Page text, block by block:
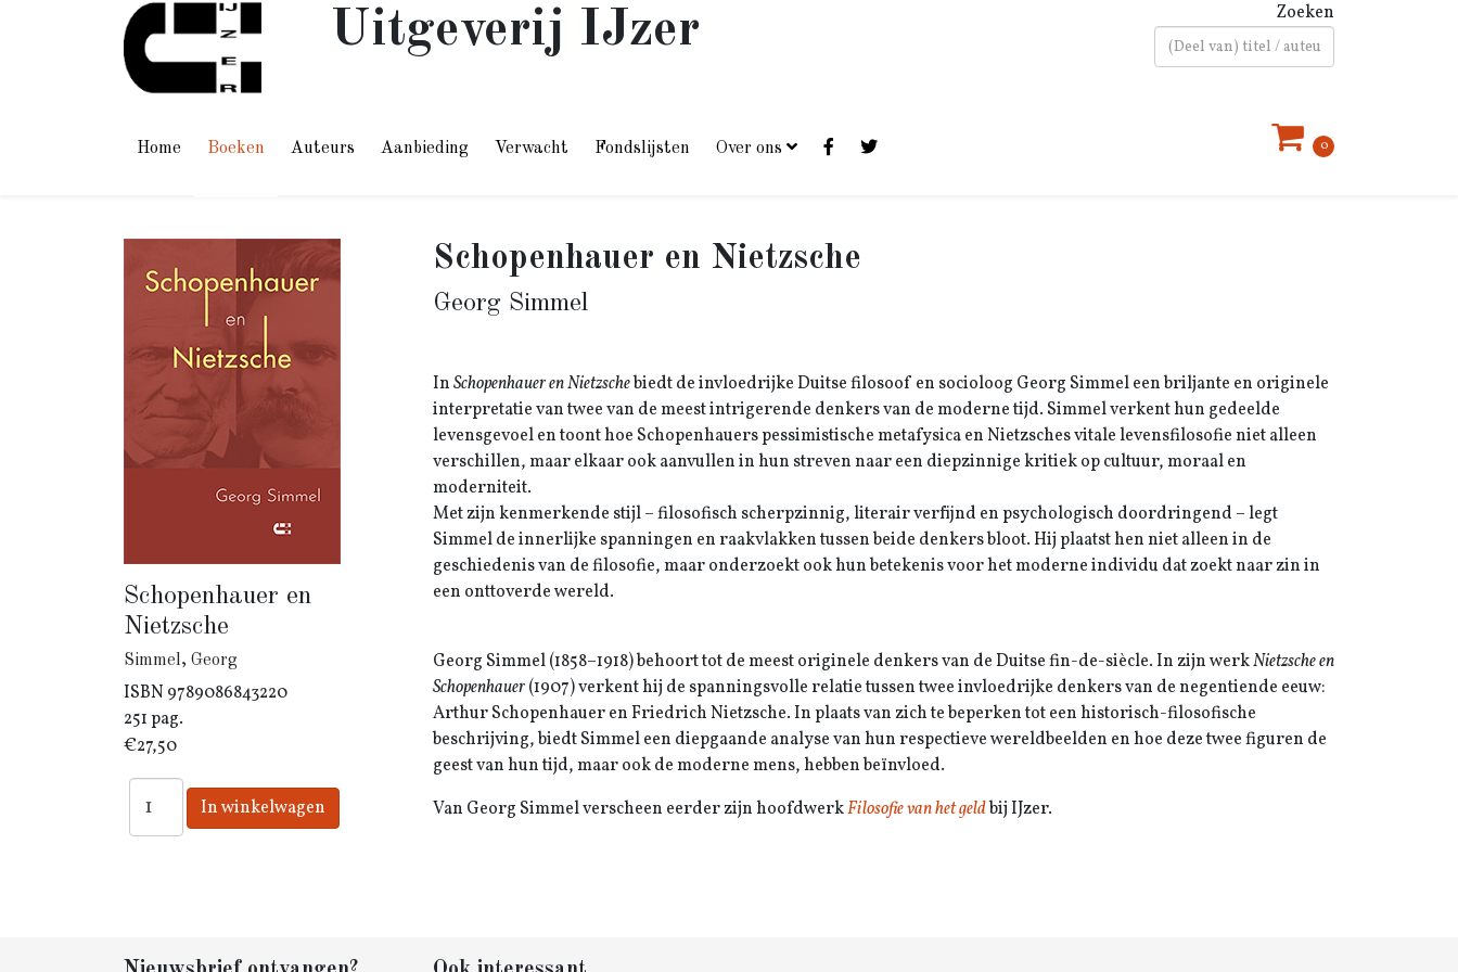
Uitgeverij IJzer Zoeken
Home Boeken Auteurs Aanbieding Verwacht Fondslijsten Over ons 0
Schopenhauer en
Nietzsche
Simmel, Georg
ISBN 9789086843220
251 pag.
€27,50
Schopenhauer en Nietzsche
Georg Simmel
InSchopenhauer en Nietzschebiedt de invloedrijke Duitse filosoof en socioloog Georg Simmel een briljante en originele
interpretatie van twee van de meest intrigerende denkers van de moderne tijd. Simmel verkent hun gedeelde
levensgevoel en toont hoe Schopenhauers pessimistische metafysica en Nietzsches vitale levensfilosofie niet alleen
verschillen, maar elkaar ook aanvullen in hun streven naar een diepzinnige kritiek op cultuur, moraal en
moderniteit.
Met zijn kenmerkende stijl – filosofisch scherpzinnig, literair verfijnd en psychologisch doordringend – legt
Simmel de innerlijke spanningen en raakvlakken tussen beide denkers bloot. Hij plaatst hen niet alleen in de
geschiedenis van de filosofie, maar onderzoekt ook hun betekenis voor het moderne individu dat zoekt naar zin in
een onttoverde wereld.
Georg Simmel (1858–1918) behoort tot de meest originele denkers van de Duitse fin-de-siècle. In zijn werkNietzsche en
Schopenhauer(1907) verkent hij de spanningsvolle relatie tussen twee invloedrijke denkers van de negentiende eeuw:
Arthur Schopenhauer en Friedrich Nietzsche. In plaats van zich te beperken tot een historisch-filosofische
beschrijving, biedt Simmel een diepgaande analyse van hun respectieve wereldbeelden en hoe deze twee figuren de
geest van hun tijd, maar ook de moderne mens, hebben beïnvloed.
Van Georg Simmel verscheen eerder zijn hoofdwerkFilosofie van het geldbij IJzer.